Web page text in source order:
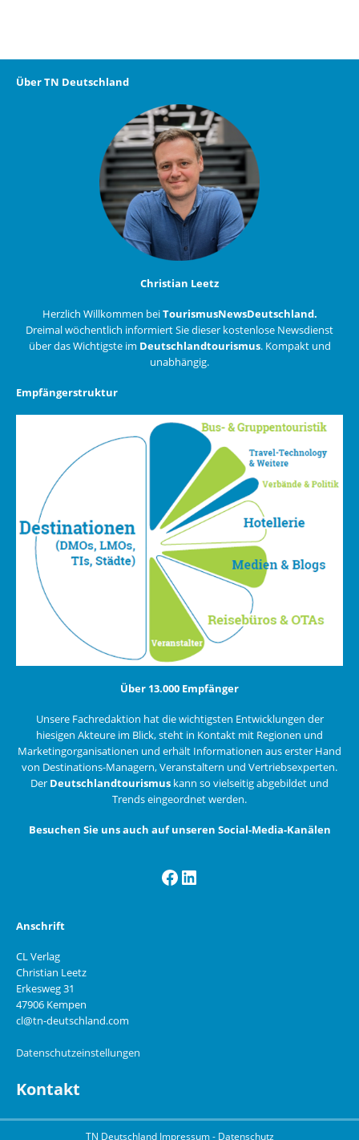
Über TN Deutschland
Christian Leetz
Herzlich Willkommen beiTourismusNewsDeutschland.
Dreimal wöchentlich informiert Sie dieser kostenlose Newsdienst
über das Wichtigste im Deutschlandtourismus. Kompakt und
unabhängig.
Empfängerstruktur
Über 13.000 Empfänger
Unsere Fachredaktion hat die wichtigsten Entwicklungen der
hiesigen Akteure im Blick, steht in Kontakt mit Regionen und
Marketingorganisationen und erhält Informationen aus erster Hand
von Destinations-Managern, Veranstaltern und Vertriebsexperten.
Der Deutschlandtourismus kann so vielseitig abgebildet und
Trends eingeordnet werden.
Besuchen Sie uns auch auf unseren Social-Media-Kanälen
Facebook
LinkedIn
Anschrift
CL Verlag
Christian Leetz
Erkesweg 31
47906 Kempen
cl@tn-deutschland.com
Datenschutzeinstellungen
Kontakt
TN Deutschland Impressum- Datenschutz